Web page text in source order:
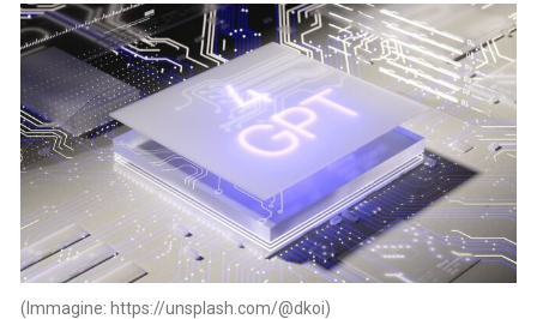
(Immagine: https://unsplash.com/@dkoi)